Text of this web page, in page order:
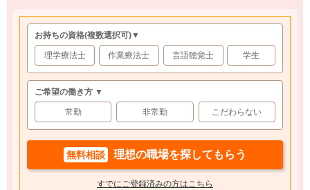
お持ちの資格(複数選択可)▼
理学療法士 作業療法士 言語聴覚士 学生
ご希望の働き方 ▼
常勤 非常勤 こだわらない
無料相談 理想の職場を探してもらう
すでにご登録済みの方はこちら